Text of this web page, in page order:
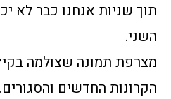
תוך שניות אנחנו כבר לא
השני.
מצרפת תמונה שצולמה
הקרונות החדשים והסגורים.